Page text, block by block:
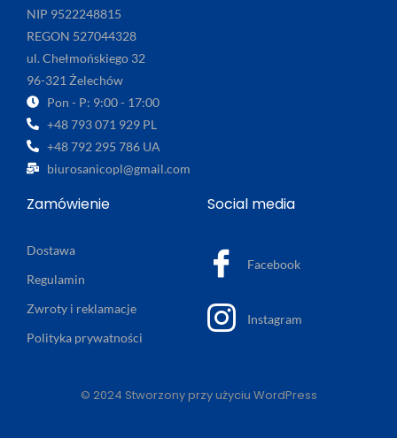
NIP 9522248815
REGON 527044328
ul. Chełmońskiego 32
96-321 Żelechów
Pon - P: 9:00 - 17:00
+48 793 071 929 PL
+48 792 295 786 UA
biurosanicopl@gmail.com
Zamówienie
Dostawa
Regulamin
Zwroty i reklamacje
Polityka prywatności
Social media
Facebook
Instagram
© 2024 Stworzony przy użyciu WordPress